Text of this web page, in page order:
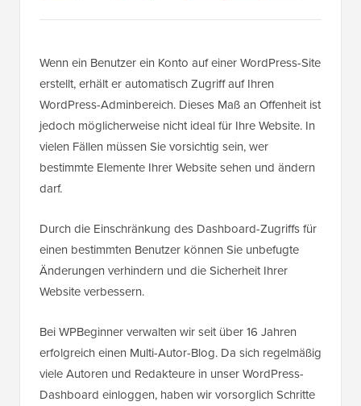
Wenn ein Benutzer ein Konto auf einer WordPress-Site
erstellt, erhält er automatisch Zugriff auf Ihren
WordPress-Adminbereich. Dieses Maß an Offenheit ist
jedoch möglicherweise nicht ideal für Ihre Website. In
vielen Fällen müssen Sie vorsichtig sein, wer
bestimmte Elemente Ihrer Website sehen und ändern
darf.
Durch die Einschränkung des Dashboard-Zugriffs für
einen bestimmten Benutzer können Sie unbefugte
Änderungen verhindern und die Sicherheit Ihrer
Website verbessern.
Bei WPBeginner verwalten wir seit über 16 Jahren
erfolgreich einen Multi-Autor-Blog. Da sich regelmäßig
viele Autoren und Redakteure in unser WordPress-
Dashboard einloggen, haben wir vorsorglich Schritte